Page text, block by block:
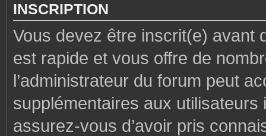
INSCRIPTION
Vous devez être inscrit(e) avant
est rapide et vous offre de
l’administrateur du forum peut
supplémentaires aux
assurez-vous d’avoir pris